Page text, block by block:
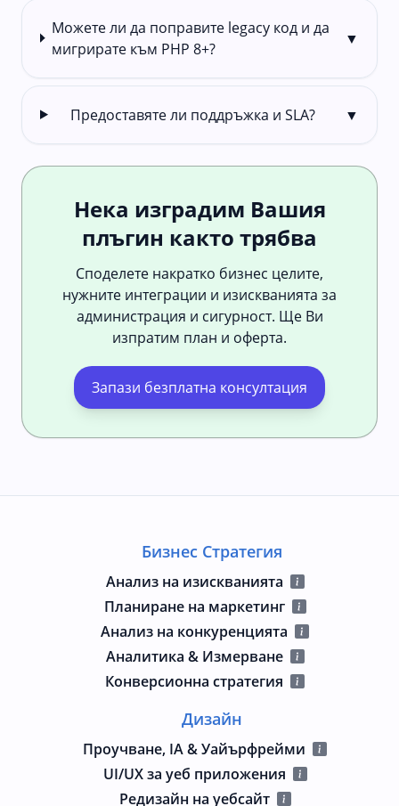
Можете ли да поправите legacy код и да
мигрирате към PHP 8+?
▼
Предоставяте ли поддръжка и SLA? ▼
Нека изградим Вашия
плъгин както трябва
Споделете накратко бизнес целите,
нужните интеграции и изискванията за
администрация и сигурност. Ще Ви
изпратим план и оферта.
Запази безплатна консултация
Бизнес Стратегия
Анализ на изискванията
Планиране на маркетинг
Анализ на конкуренцията
Аналитика & Измерване
Конверсионна стратегия
Дизайн
Проучване, IA & Уайърфрейми
UI/UX за уеб приложения
Редизайн на уебсайт